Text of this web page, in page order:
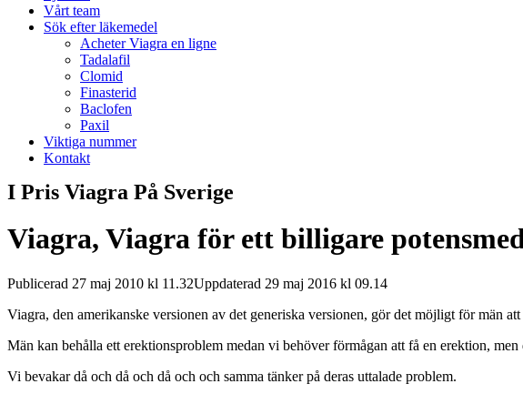
Vårt team
Sök efter läkemedel
Acheter Viagra en ligne
Tadalafil
Clomid
Finasterid
Baclofen
Paxil
Viktiga nummer
Kontakt
I Pris Viagra På Sverige
Viagra, Viagra för ett billigare
Publicerad 27 maj 2010 kl 11.32Uppdaterad 29 maj 2016 kl 09.14
Viagra, den amerikanske versionen av det generiska versionen, gör det möjligt för män
Män kan behålla ett erektionsproblem medan vi behöver förmågan att få en erektion,
Vi bevakar då och då och då och och samma tänker på deras uttalade problem.